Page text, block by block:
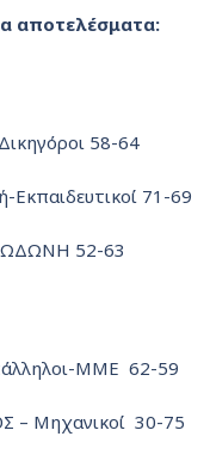
αποτελέσματα:
58-64
Εκπαιδευτικοί 71-69
52-63
ΜΜΕ 62-59
– Μηχανικοί 30-75